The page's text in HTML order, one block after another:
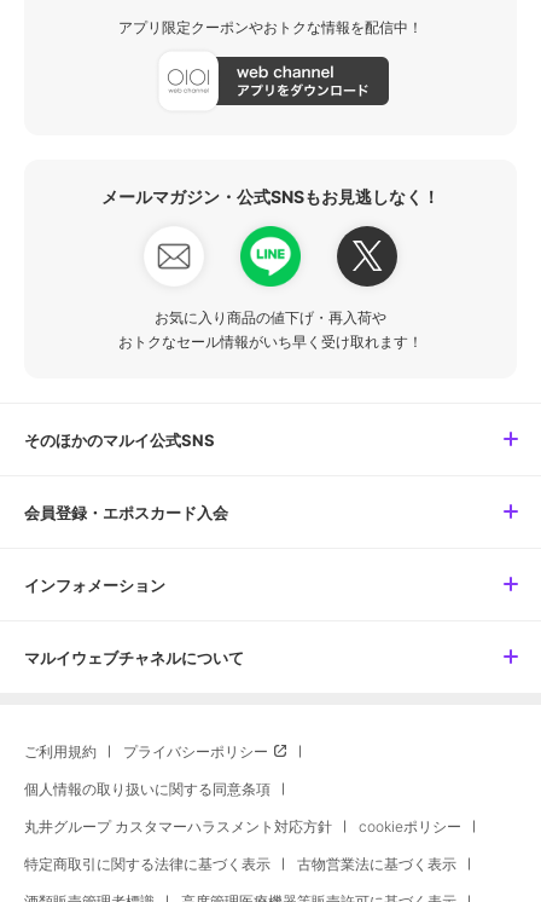
アプリ限定クーポンやおトクな情報を配信中！
メールマガジン・公式SNSもお見逃しなく！
お気に入り商品の値下げ・再入荷や
おトクなセール情報がいち早く受け取れます！
そのほかのマルイ公式SNS
会員登録・エポスカード入会
インフォメーション
マルイウェブチャネルについて
ご利用規約 プライバシーポリシー
個人情報の取り扱いに関する同意条項
丸井グループ カスタマーハラスメント対応方針 cookieポリシー
特定商取引に関する法律に基づく表示 古物営業法に基づく表示